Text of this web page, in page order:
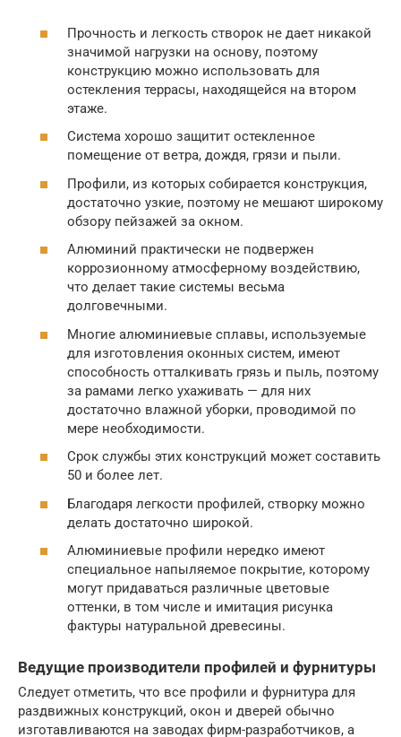
Прочность и легкость створок не дает никакой
значимой нагрузки на основу, поэтому
конструкцию можно использовать для
остекления террасы, находящейся на втором
этаже.
Система хорошо защитит остекленное
помещение от ветра, дождя, грязи и пыли.
Профили, из которых собирается конструкция,
достаточно узкие, поэтому не мешают широкому
обзору пейзажей за окном.
Алюминий практически не подвержен
коррозионному атмосферному воздействию,
что делает такие системы весьма
долговечными.
Многие алюминиевые сплавы, используемые
для изготовления оконных систем, имеют
способность отталкивать грязь и пыль, поэтому
за рамами легко ухаживать — для них
достаточно влажной уборки, проводимой по
мере необходимости.
Срок службы этих конструкций может составить
50 и более лет.
Благодаря легкости профилей, створку можно
делать достаточно широкой.
Алюминиевые профили нередко имеют
специальное напыляемое покрытие, которому
могут придаваться различные цветовые
оттенки, в том числе и имитация рисунка
фактуры натуральной древесины.
Ведущие производители профилей и фурнитуры
Следует отметить, что все профили и фурнитура для
раздвижных конструкций, окон и дверей обычно
изготавливаются на заводах фирм-разработчиков, а